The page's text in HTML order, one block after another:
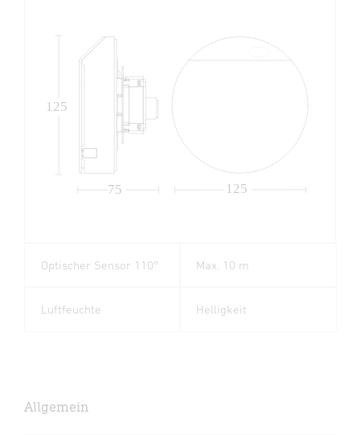
125
75
125
Optischer Sensor 110° Max. 10 m
Luftfeuchte Helligkeit
Allgemein